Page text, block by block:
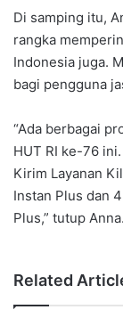
Di samping itu,
rangka
Indonesia juga.
bagi pengguna
“Ada berbagai
HUT RI ke-76
Kirim Layanan
Instan Plus dan
Plus,” tutup
Related